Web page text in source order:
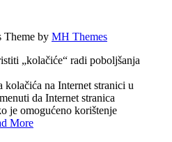
Theme by MH Themes
„kolačiće“ radi poboljšanja
na Internet stranici u
da Internet stranica
je omogućeno korištenje
More